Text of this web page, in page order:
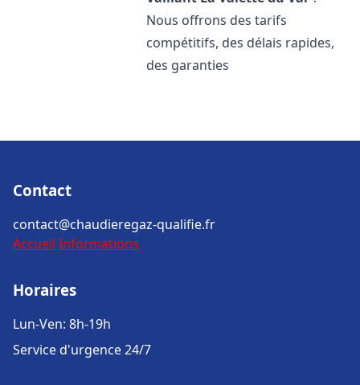
Nous offrons des tarifs
compétitifs, des délais rapides,
des garanties
Contact
contact@chaudieregaz-qualifie.fr
Accueil Informations
Horaires
Lun-Ven: 8h-19h
Service d'urgence 24/7